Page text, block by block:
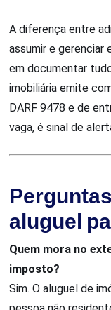
A diferença entre
assumir e
em documentar
imobiliária emite
DARF 9478 e de
vaga, é sinal de
aluguel
Quem mora no
imposto?
Sim. O aluguel de